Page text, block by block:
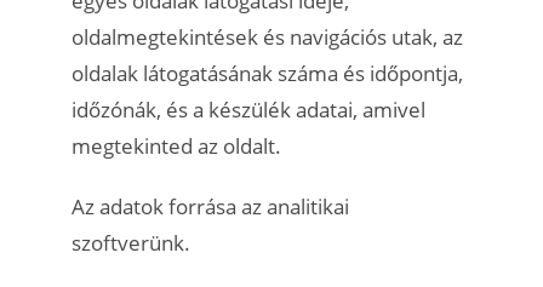
oldalmegtekintések és navigációs utak, az
oldalak látogatásának száma és időpontja,
időzónák, és a készülék adatai, amivel
megtekinted az oldalt.
Az adatok forrása az analitikai
szoftverünk.